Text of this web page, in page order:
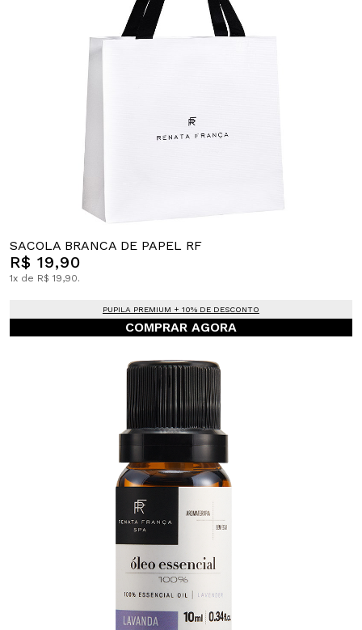
SACOLA BRANCA DE PAPEL RF
R$ 19,90
1x de R$ 19,90.
PUPILA PREMIUM + 10% DE DESCONTO
COMPRAR AGORA